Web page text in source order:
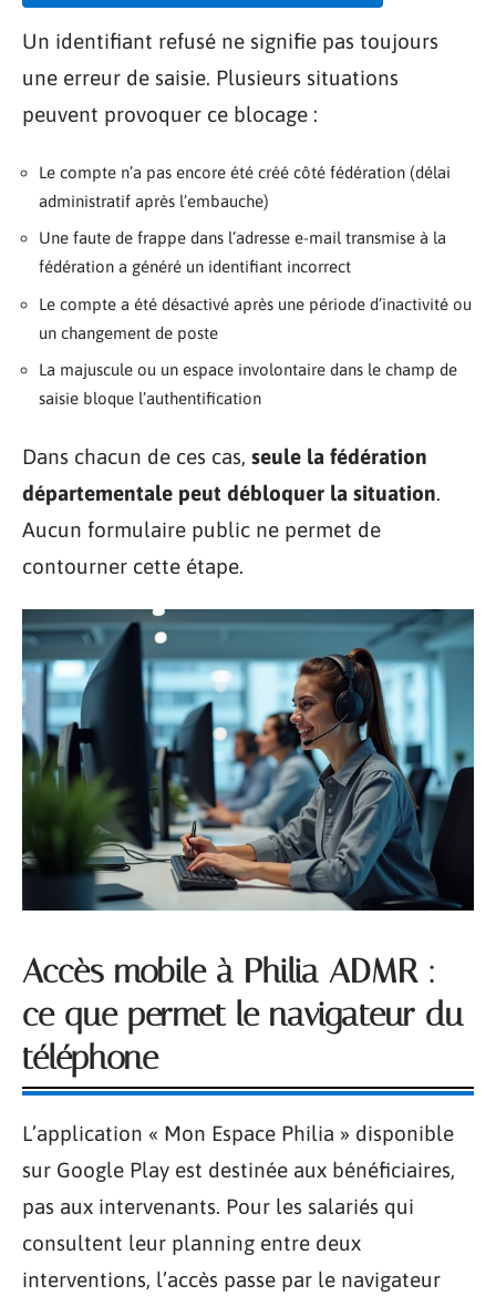
Un identifiant refusé ne signifie pas toujours
une erreur de saisie. Plusieurs situations
peuvent provoquer ce blocage :
Le compte n’a pas encore été créé côté fédération (délai
administratif après l’embauche)
Une faute de frappe dans l’adresse e-mail transmise à la
fédération a généré un identifiant incorrect
Le compte a été désactivé après une période d’inactivité ou
un changement de poste
La majuscule ou un espace involontaire dans le champ de
saisie bloque l’authentification
Dans chacun de ces cas, seule la fédération
départementale peut débloquer la situation.
Aucun formulaire public ne permet de
contourner cette étape.
Accès mobile à Philia ADMR :
ce que permet le navigateur du
téléphone
L’application « Mon Espace Philia » disponible
sur Google Play est destinée aux bénéficiaires,
pas aux intervenants. Pour les salariés qui
consultent leur planning entre deux
interventions, l’accès passe par le navigateur